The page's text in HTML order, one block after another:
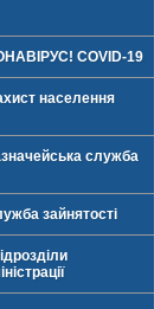
COVID-19
населення
служба
зайнятості